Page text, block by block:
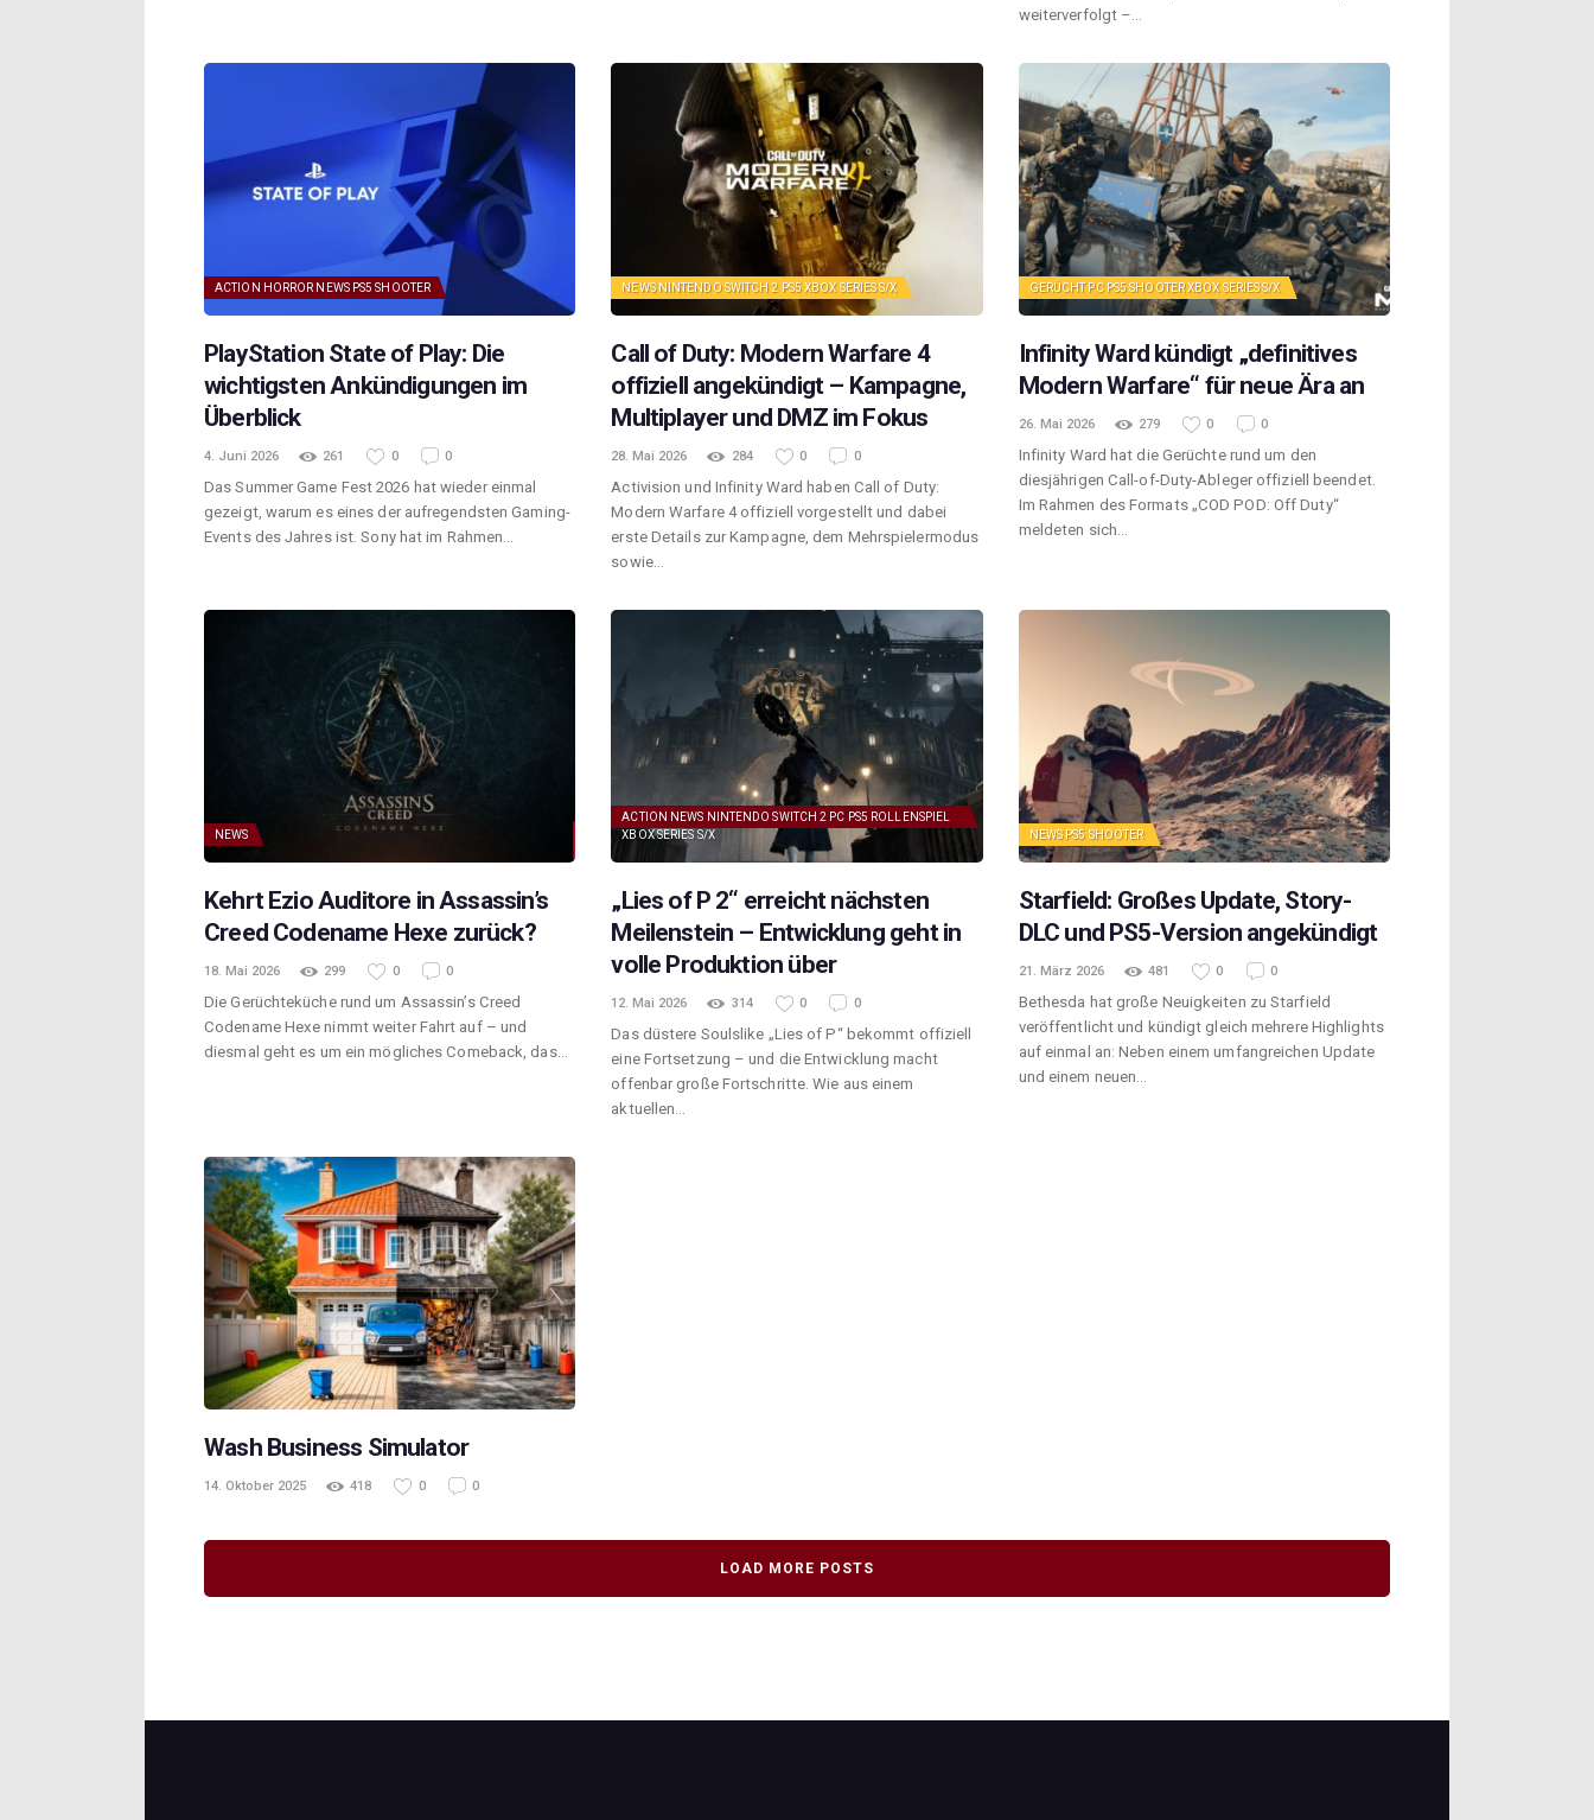
weiterverfolgt –…
ACTION HORROR NEWS PS5 SHOOTER
PlayStation State of Play: Die
wichtigsten Ankündigungen im
Überblick
4. Juni 2026 261 0 0
Das Summer Game Fest 2026 hat wieder einmal
gezeigt, warum es eines der aufregendsten Gaming-
Events des Jahres ist. Sony hat im Rahmen…
NEWS NINTENDO SWITCH 2 PS5XBOX SERIES S/X
Call of Duty: Modern Warfare 4
offiziell angekündigt – Kampagne,
Multiplayer und DMZ im Fokus
28. Mai 2026 284 0 0
Activision und Infinity Ward haben Call of Duty:
Modern Warfare 4 offiziell vorgestellt und dabei
erste Details zur Kampagne, dem Mehrspielermodus
sowie…
GERÜCHT PC PS5 SHOOTERXBOX SERIES S/X
Infinity Ward kündigt „definitives
Modern Warfare“ für neue Ära an
26. Mai 2026 279 0 0
Infinity Ward hat die Gerüchte rund um den
diesjährigen Call-of-Duty-Ableger offiziell beendet.
Im Rahmen des Formats „COD POD: Off Duty“
meldeten sich…
NEWS
Kehrt Ezio Auditore in Assassin’s
Creed Codename Hexe zurück?
18. Mai 2026 299 0 0
Die Gerüchteküche rund um Assassin’s Creed
Codename Hexe nimmt weiter Fahrt auf – und
diesmal geht es um ein mögliches Comeback, das…
ACTION NEWS NINTENDO SWITCH 2 PC PS5 ROLLENSPIEL
XBOX SERIES S/X
„Lies of P 2“ erreicht nächsten
Meilenstein – Entwicklung geht in
volle Produktion über
12. Mai 2026 314 0 0
Das düstere Soulslike „Lies of P“ bekommt offiziell
eine Fortsetzung – und die Entwicklung macht
offenbar große Fortschritte. Wie aus einem
aktuellen…
NEWS PS5 SHOOTER
Starfield: Großes Update, Story-
DLC und PS5-Version angekündigt
21. März 2026 481 0 0
Bethesda hat große Neuigkeiten zu Starfield
veröffentlicht und kündigt gleich mehrere Highlights
auf einmal an: Neben einem umfangreichen Update
und einem neuen…
Wash Business Simulator
14. Oktober 2025 418 0 0
LOAD MORE POSTS